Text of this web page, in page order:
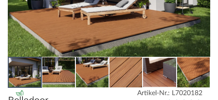
Artikel-Nr.: L7020182